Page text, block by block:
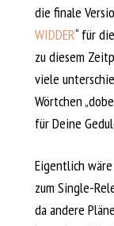
die finale
WIDDER“ für
zu diesem
viele
Wörtchen
für Deine
Eigentlich
zum Single-
da andere